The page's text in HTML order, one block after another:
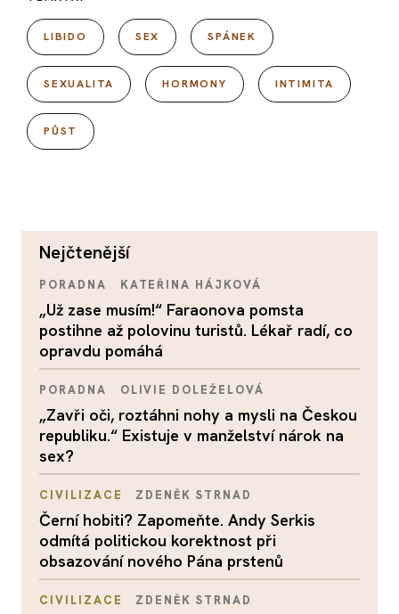
LIBIDO SEX SPÁNEK
SEXUALITA HORMONY INTIMITA
PŮST
nejčtenější
PORADNA KATEŘINA HÁJKOVÁ
„Už zase musím!“ Faraonova pomsta
postihne až polovinu turistů. Lékař radí, co
opravdu pomáhá
PORADNA OLIVIE DOLEŽELOVÁ
„Zavři oči, roztáhni nohy a mysli na Českou
republiku.“ Existuje v manželství nárok na
sex?
CIVILIZACE ZDENĚK STRNAD
Černí hobiti? Zapomeňte. Andy Serkis
odmítá politickou korektnost při
obsazování nového Pána prstenů
CIVILIZACE ZDENĚK STRNAD